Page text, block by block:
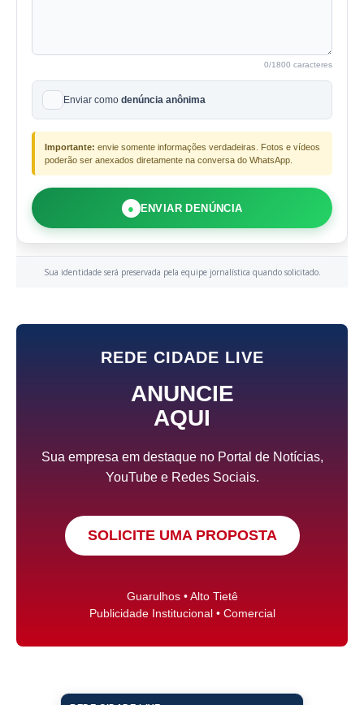
0/1800 caracteres
Enviar como denúncia anônima
Importante: envie somente informações verdadeiras. Fotos e vídeos
poderão ser anexados diretamente na conversa do WhatsApp.
● ENVIAR DENÚNCIA
Sua identidade será preservada pela equipe jornalística quando solicitado.
REDE CIDADE LIVE
ANUNCIE
AQUI
Sua empresa em destaque no Portal de Notícias,
YouTube e Redes Sociais.
SOLICITE UMA PROPOSTA
Guarulhos • Alto Tietê
Publicidade Institucional • Comercial